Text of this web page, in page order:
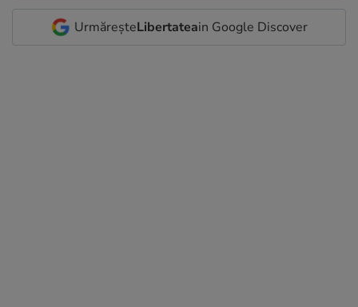
UrmăreșteLibertateain Google Discover